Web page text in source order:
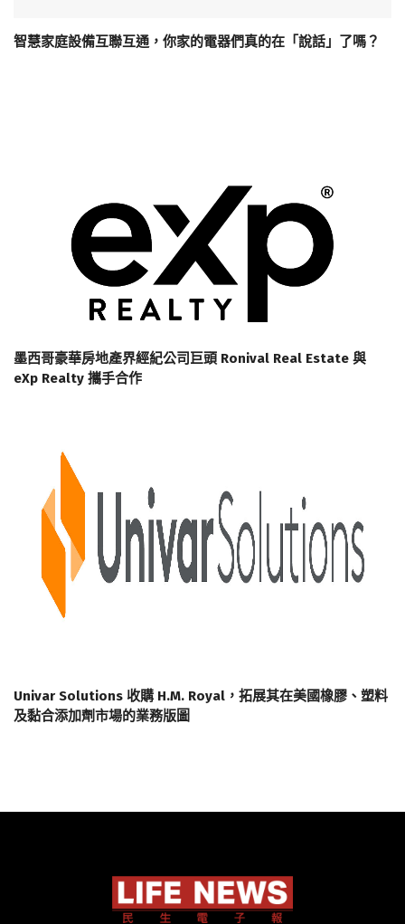
智慧家庭設備互聯互通，你家的電器們真的在「說話」了嗎？
墨西哥豪華房地產界經紀公司巨頭 Ronival Real Estate 與
eXp Realty 攜手合作
Univar Solutions 收購 H.M. Royal，拓展其在美國橡膠、塑料
及黏合添加劑市場的業務版圖